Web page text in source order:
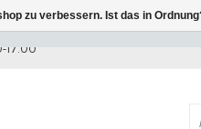
Wir haben Betriebsferien, daher
17:00
zu verbessern. Ist das in